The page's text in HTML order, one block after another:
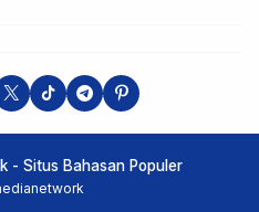
- Situs Bahasan Populer